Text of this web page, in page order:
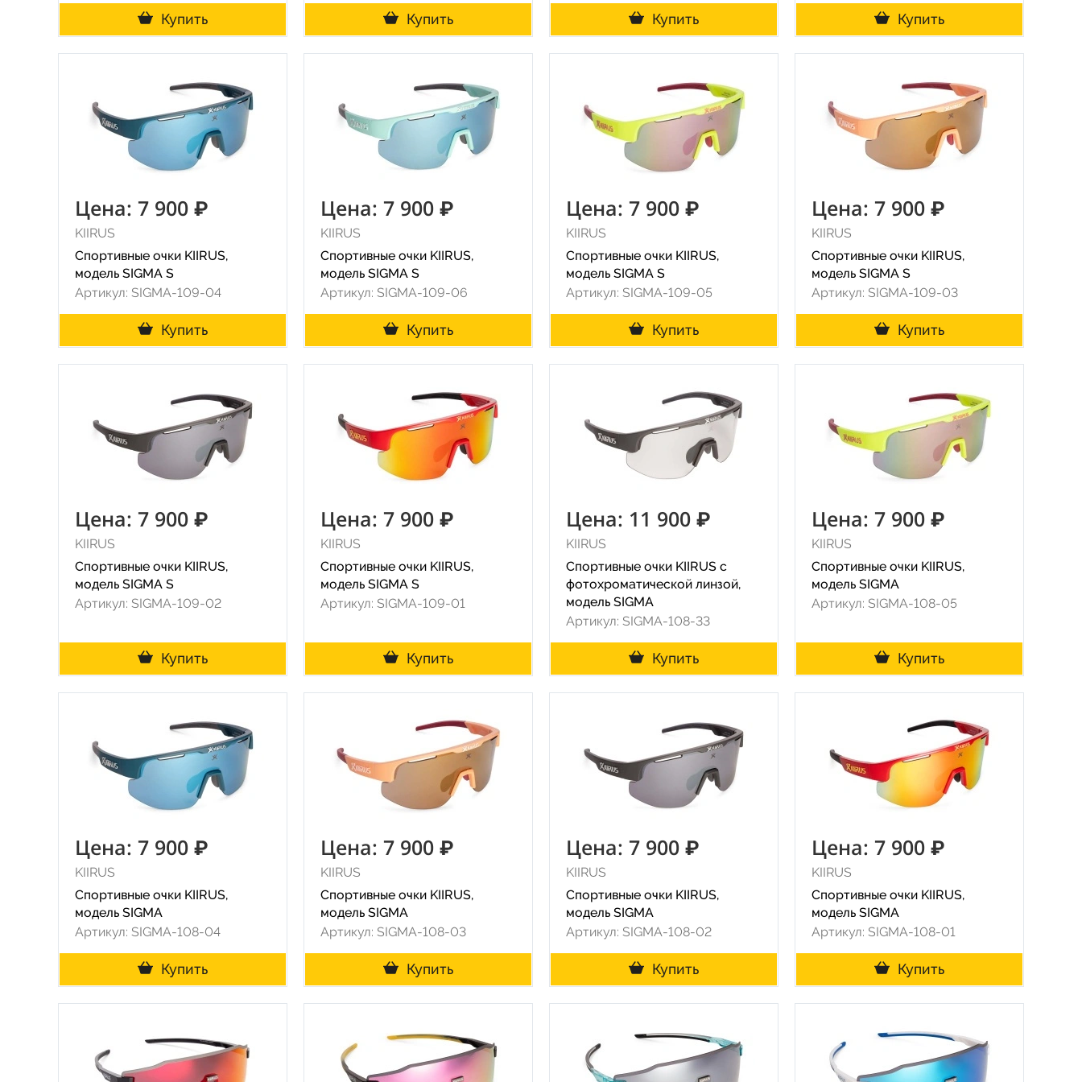
Купить Купить Купить Купить
Цена: 7 900 ₽
KIIRUS
Спортивные очки KIIRUS,
модель SIGMA S
Артикул: SIGMA-109-04
Купить
Цена: 7 900 ₽
KIIRUS
Спортивные очки KIIRUS,
модель SIGMA S
Артикул: SIGMA-109-06
Купить
Цена: 7 900 ₽
KIIRUS
Спортивные очки KIIRUS,
модель SIGMA S
Артикул: SIGMA-109-05
Купить
Цена: 7 900 ₽
KIIRUS
Спортивные очки KIIRUS,
модель SIGMA S
Артикул: SIGMA-109-03
Купить
Цена: 7 900 ₽
KIIRUS
Спортивные очки KIIRUS,
модель SIGMA S
Артикул: SIGMA-109-02
Купить
Цена: 7 900 ₽
KIIRUS
Спортивные очки KIIRUS,
модель SIGMA S
Артикул: SIGMA-109-01
Купить
Цена: 11 900 ₽
KIIRUS
Спортивные очки KIIRUS c
фотохроматической линзой,
модель SIGMA
Артикул: SIGMA-108-33
Купить
Цена: 7 900 ₽
KIIRUS
Спортивные очки KIIRUS,
модель SIGMA
Артикул: SIGMA-108-05
Купить
Цена: 7 900 ₽
KIIRUS
Спортивные очки KIIRUS,
модель SIGMA
Артикул: SIGMA-108-04
Купить
Цена: 7 900 ₽
KIIRUS
Спортивные очки KIIRUS,
модель SIGMA
Артикул: SIGMA-108-03
Купить
Цена: 7 900 ₽
KIIRUS
Спортивные очки KIIRUS,
модель SIGMA
Артикул: SIGMA-108-02
Купить
Цена: 7 900 ₽
KIIRUS
Спортивные очки KIIRUS,
модель SIGMA
Артикул: SIGMA-108-01
Купить